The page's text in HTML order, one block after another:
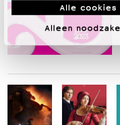
Alle
Alleen